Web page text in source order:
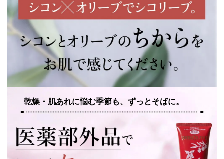
乾燥・肌あれに悩む季節も、ずっとそばに。